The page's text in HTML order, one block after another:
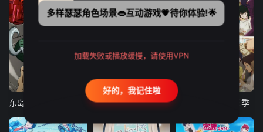
更新至21集
古诺希亚 致不灭的你 第三季
多样瑟瑟角色场景👄互动游戏💗待你体验!🌟
加载失败或播放缓慢，请使用VPN
好的，我记住啦